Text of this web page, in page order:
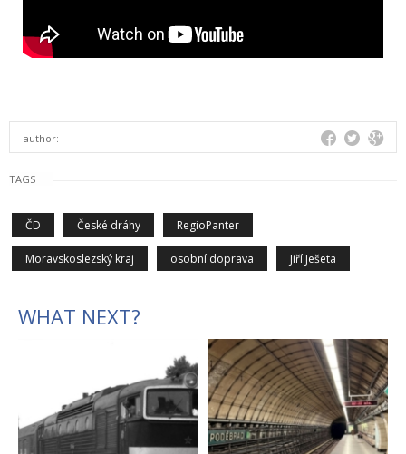
author:
TAGS
ČD České dráhy RegioPanter
Moravskoslezský kraj osobní doprava Jiří Ješeta
WHAT NEXT?